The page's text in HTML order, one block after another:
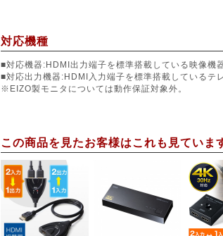
対応機種
■対応機器:HDMI出力端子を標準搭載している映像機
■対応出力機器:HDMI入力端子を標準搭載しているテ
※EIZO製モニタについては動作保証対象外。
この商品を見たお客様はこれも見ていま